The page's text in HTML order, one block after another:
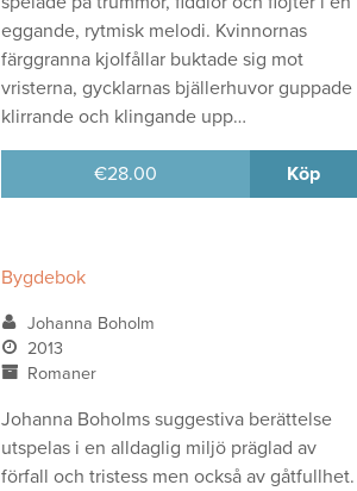
eggande, rytmisk melodi. Kvinnornas
färggranna kjolfållar buktade sig mot
vristerna, gycklarnas bjällerhuvor guppade
klirrande och klingande upp…
€28.00 Köp
Bygdebok
Johanna Boholm
2013
Romaner
Johanna Boholms suggestiva berättelse
utspelas i en alldaglig miljö präglad av
förfall och tristess men också av gåtfullhet.